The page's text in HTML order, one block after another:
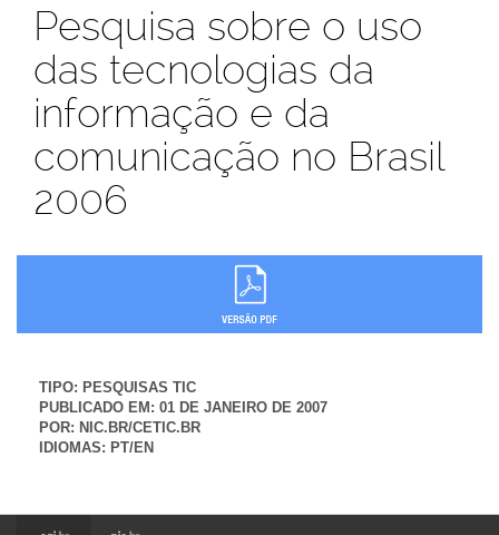
Pesquisa sobre o uso
das tecnologias da
informação e da
comunicação no Brasil
2006
TIPO: PESQUISAS TIC
PUBLICADO EM: 01 DE JANEIRO DE 2007
POR: NIC.BR/CETIC.BR
IDIOMAS: PT/EN